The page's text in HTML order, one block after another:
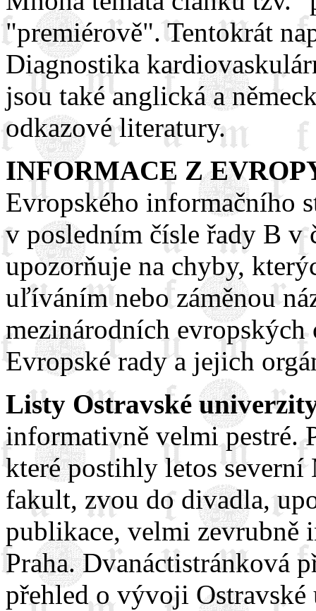
"premiérově". Tentokrát
Diagnostika
jsou také anglická a
odkazové literatury.
INFORMACE Z
Evropského informačního
v posledním čísle řady B v
upozorňuje na chyby,
uľíváním nebo záměnou
mezinárodních
Evropské rady a jejich
Listy Ostravské
informativně velmi pestré.
které postihly letos
fakult, zvou do divadla,
publikace, velmi
Praha. Dvanáctistránková
přehled o vývoji